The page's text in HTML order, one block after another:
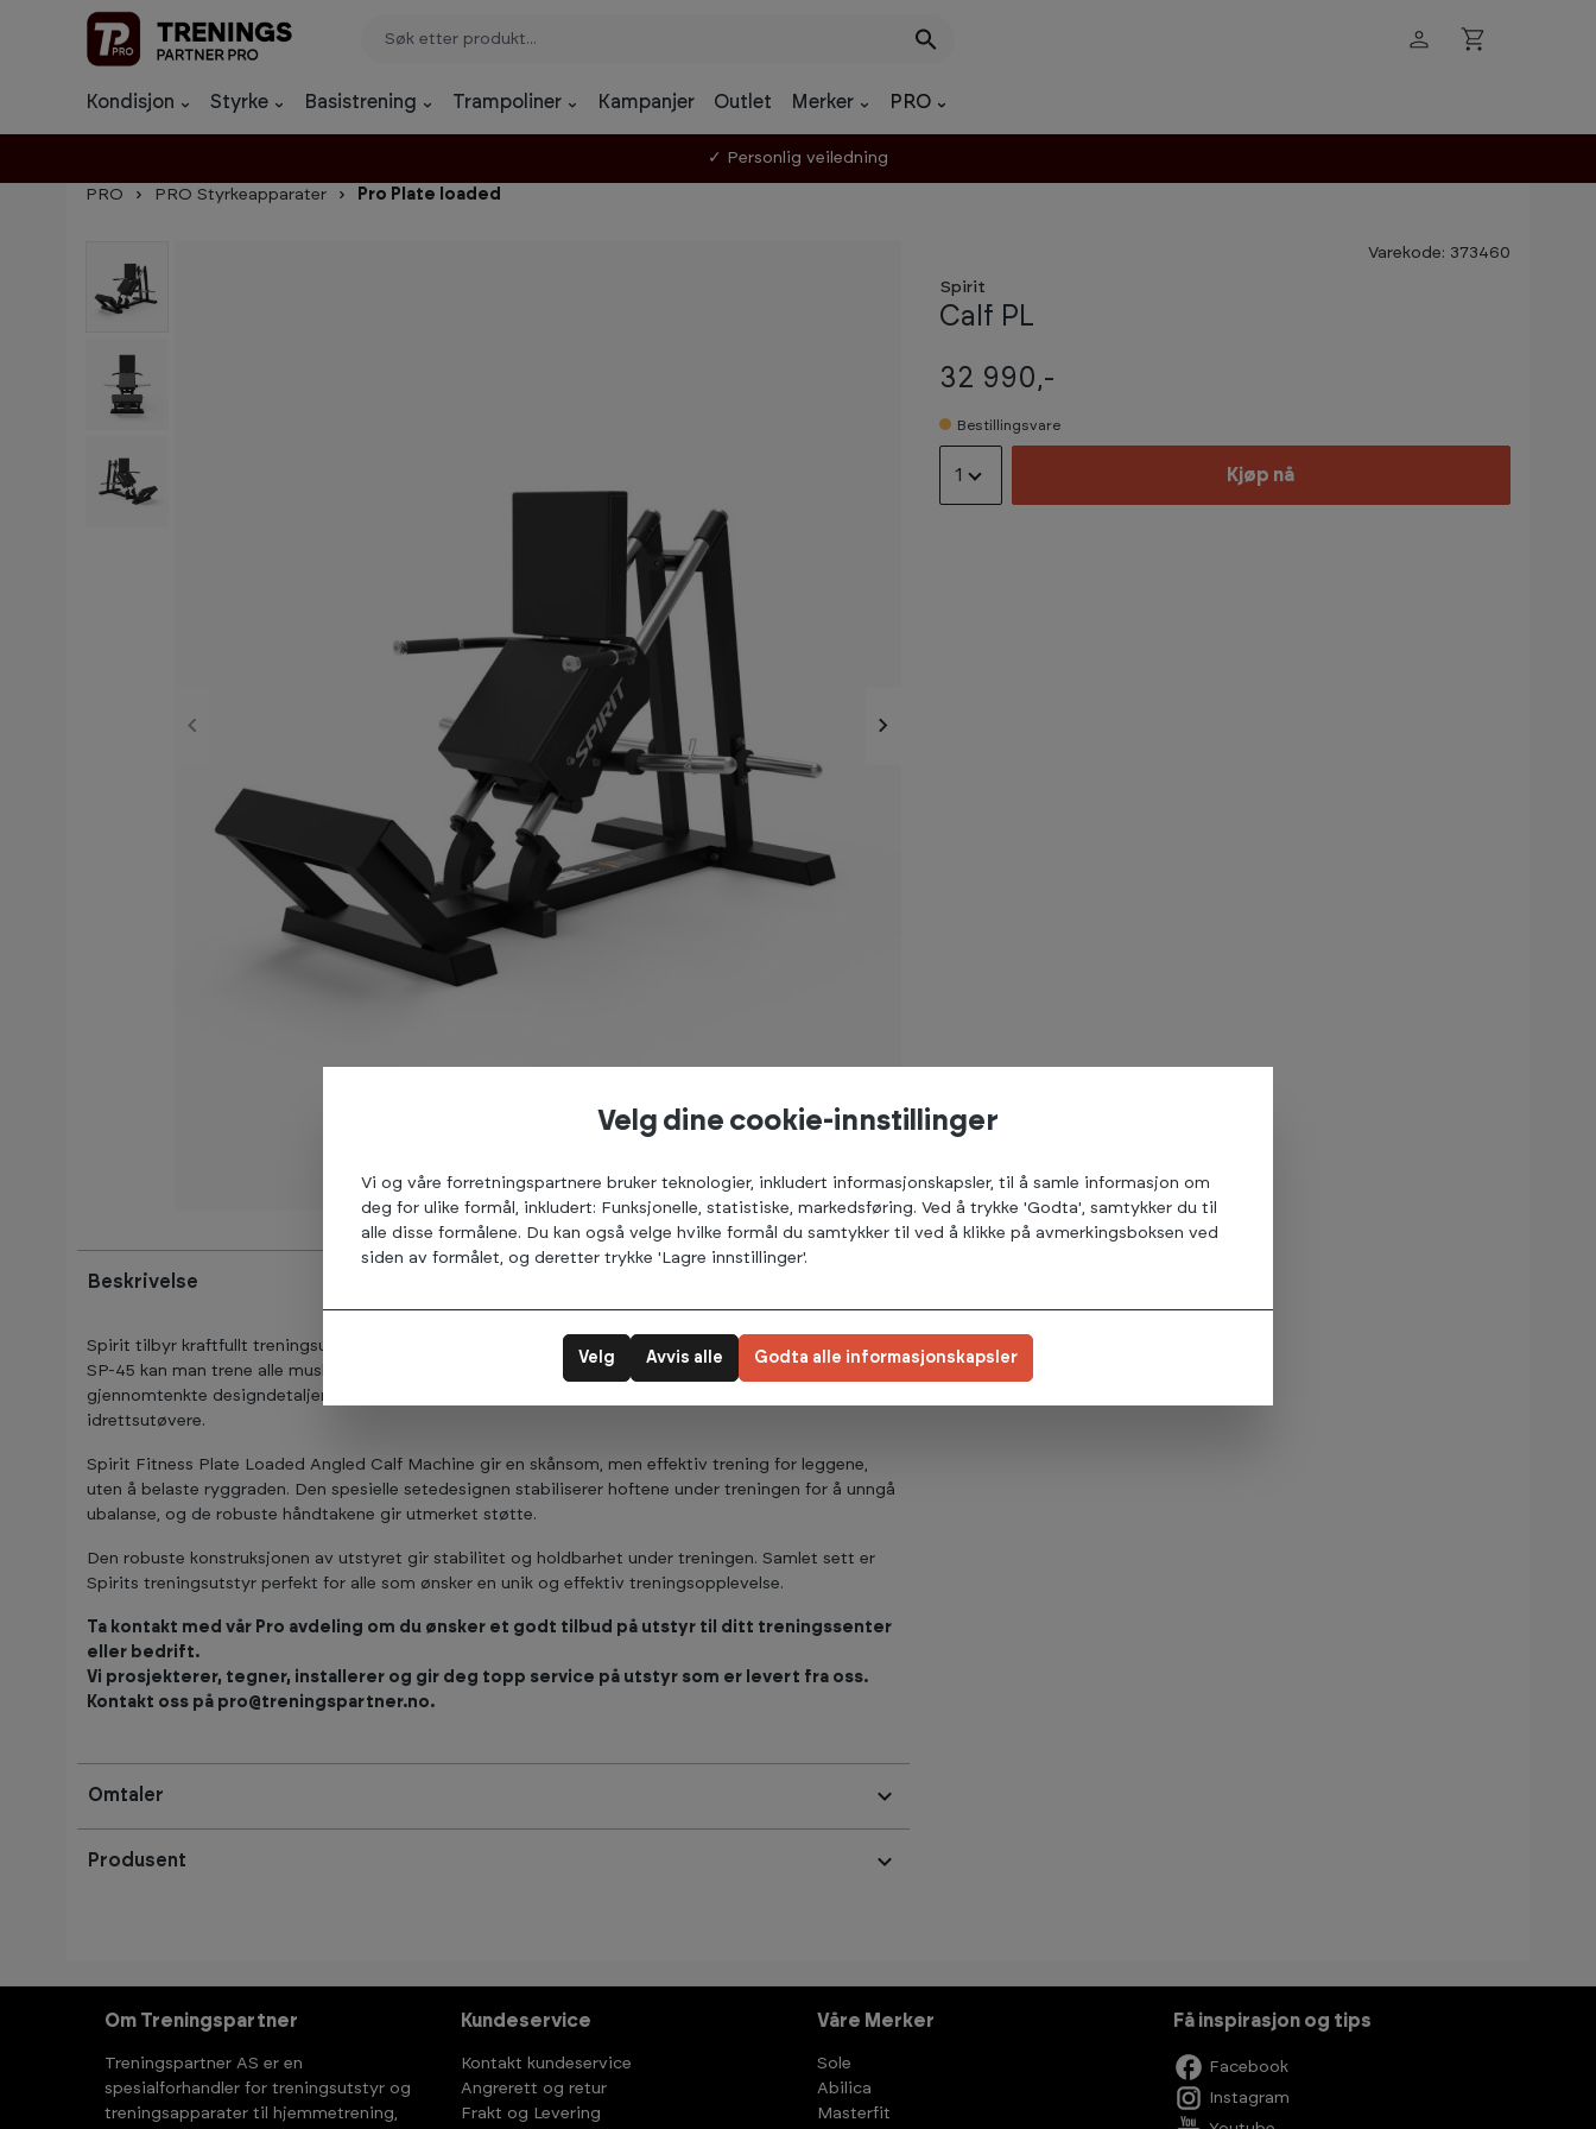
til innhold
Gå til navigasjon
Kondisjon Styrke Basistrening Trampoliner Kampanjer Outlet Merker PRO
✓ Personlig veiledning
PRO PRO Styrkeapparater Pro Plate loaded
Beskrivelse
Spirit tilbyr kraftfullt treningsutstyr som hjelper idrettsutøvere med å nå sine mål. Med Plate Loaded
SP-45 kan man trene alle muskelgrupper på en effektiv måte, og dens brukervennlige design og
gjennomtenkte designdetaljer gjør den til en favoritt blant både nybegynnere og erfarne
idrettsutøvere.
Spirit Fitness Plate Loaded Angled Calf Machine gir en skånsom, men effektiv trening for leggene,
uten å belaste ryggraden. Den spesielle setedesignen stabiliserer hoftene under treningen for å unngå
ubalanse, og de robuste håndtakene gir utmerket støtte.
Den robuste konstruksjonen av utstyret gir stabilitet og holdbarhet under treningen. Samlet sett er
Spirits treningsutstyr perfekt for alle som ønsker en unik og effektiv treningsopplevelse.
Ta kontakt med vår Pro avdeling om du ønsker et godt tilbud på utstyr til ditt treningssenter
eller bedrift.
Vi prosjekterer, tegner, installerer og gir deg topp service på utstyr som er levert fra oss.
Kontakt oss på pro@treningspartner.no.
Omtaler
Produsent
Varekode: 373460
Spirit
Calf PL
32 990,-
Bestillingsvare
1 Kjøp nå
Om Treningspartner
Treningspartner AS er en
spesialforhandler for treningsutstyr og
treningsapparater til hjemmetrening,
Kundeservice
Kontakt kundeservice
Angrerett og retur
Frakt og Levering
Våre Merker
Sole
Abilica
Masterfit
Få inspirasjon og tips
Facebook
Instagram
Velg dine cookie-innstillinger
Vi og våre forretningspartnere bruker teknologier, inkludert informasjonskapsler, til å samle informasjon om
deg for ulike formål, inkludert: Funksjonelle, statistiske, markedsføring. Ved å trykke 'Godta', samtykker du til
alle disse formålene. Du kan også velge hvilke formål du samtykker til ved å klikke på avmerkingsboksen ved
siden av formålet, og deretter trykke 'Lagre innstillinger'.
Avvis alle
Velg Godta alle informasjonskapsler